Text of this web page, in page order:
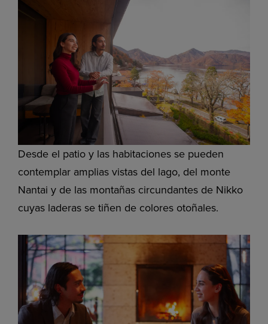
Desde el patio y las habitaciones se pueden
contemplar amplias vistas del lago, del monte
Nantai y de las montañas circundantes de Nikko
cuyas laderas se tiñen de colores otoñales.